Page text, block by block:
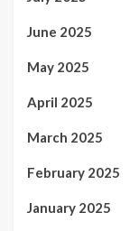
June 2025
May 2025
April 2025
March 2025
February 2025
January 2025